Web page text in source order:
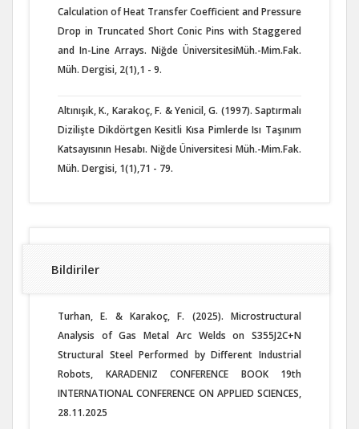
Calculation of Heat Transfer Coefficient and Pressure
Drop in Truncated Short Conic Pins with Staggered
and In-Line Arrays. Niğde ÜniversitesiMüh.-Mim.Fak.
Müh. Dergisi, 2(1),1 - 9.
Altınışık, K., Karakoç, F. & Yenicil, G. (1997). Saptırmalı
Dizilişte Dikdörtgen Kesitli Kısa Pimlerde Isı Taşınım
Katsayısının Hesabı. Niğde Üniversitesi Müh.-Mim.Fak.
Müh. Dergisi, 1(1),71 - 79.
Bildiriler
Turhan, E. & Karakoç, F. (2025). Microstructural
Analysis of Gas Metal Arc Welds on S355J2C+N
Structural Steel Performed by Different Industrial
Robots, KARADENIZ CONFERENCE BOOK 19th
INTERNATIONAL CONFERENCE ON APPLIED SCIENCES,
28.11.2025